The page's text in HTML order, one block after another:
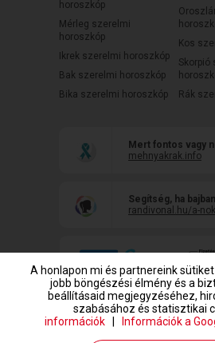
horoszkóp
Mérleg szerelmi
horoszkóp
Ikrek szerelmi horoszkóp
Bak szerelmi horoszkóp
Bika szerelmi horoszkóp
Kos
Skorpió
Rák
Mert fontos vagy
mehnyakrak.info
Segítség, ha
randivonal.hu/a-
A honlapon mi és partnereink
jobb böngészési élmény és a
beállításaid megjegyzéséhez,
szabásához és statisztikai
információk
Információk a